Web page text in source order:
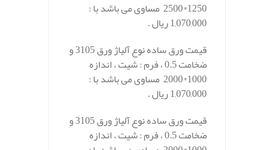
1250*2500 مساوی می باشد با :
1,070,000 ریال .
قیمت ورق ساده نوع آلیاژ ورق 3105 و
ضخامت 0.5 ، فرم : شیت ، اندازه
1000*2000 مساوی می باشد با :
1,070,000 ریال .
قیمت ورق ساده نوع آلیاژ ورق 3105 و
ضخامت 0.5 ، فرم : شیت ، اندازه